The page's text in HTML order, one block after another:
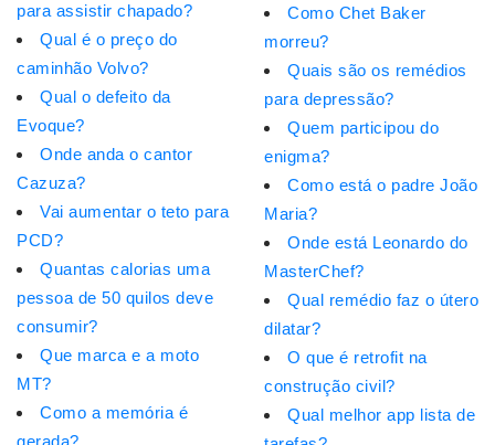
para assistir chapado?
Qual é o preço do
caminhão Volvo?
Qual o defeito da
Evoque?
Onde anda o cantor
Cazuza?
Vai aumentar o teto para
PCD?
Quantas calorias uma
pessoa de 50 quilos deve
consumir?
Que marca e a moto
MT?
Como a memória é
Como Chet Baker
morreu?
Quais são os remédios
para depressão?
Quem participou do
enigma?
Como está o padre João
Maria?
Onde está Leonardo do
MasterChef?
Qual remédio faz o útero
dilatar?
O que é retrofit na
construção civil?
Qual melhor app lista de